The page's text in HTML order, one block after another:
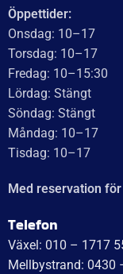
Öppettider:
Onsdag: 10–17
Torsdag: 10–17
Fredag: 10–15:30
Lördag: Stängt
Söndag: Stängt
Måndag: 10–17
Tisdag: 10–17
Med reservation
Telefon
Växel: 010 – 1717
Mellbystrand: 0430